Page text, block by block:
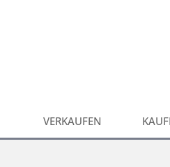
VERKAUFEN